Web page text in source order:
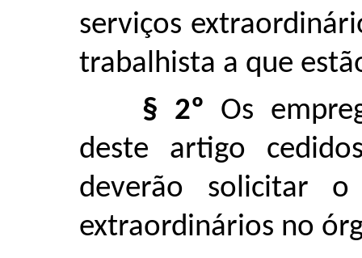
serviços
trabalhista a que
§ 2º Os
deste artigo
deverão solicitar o
extraordinários no